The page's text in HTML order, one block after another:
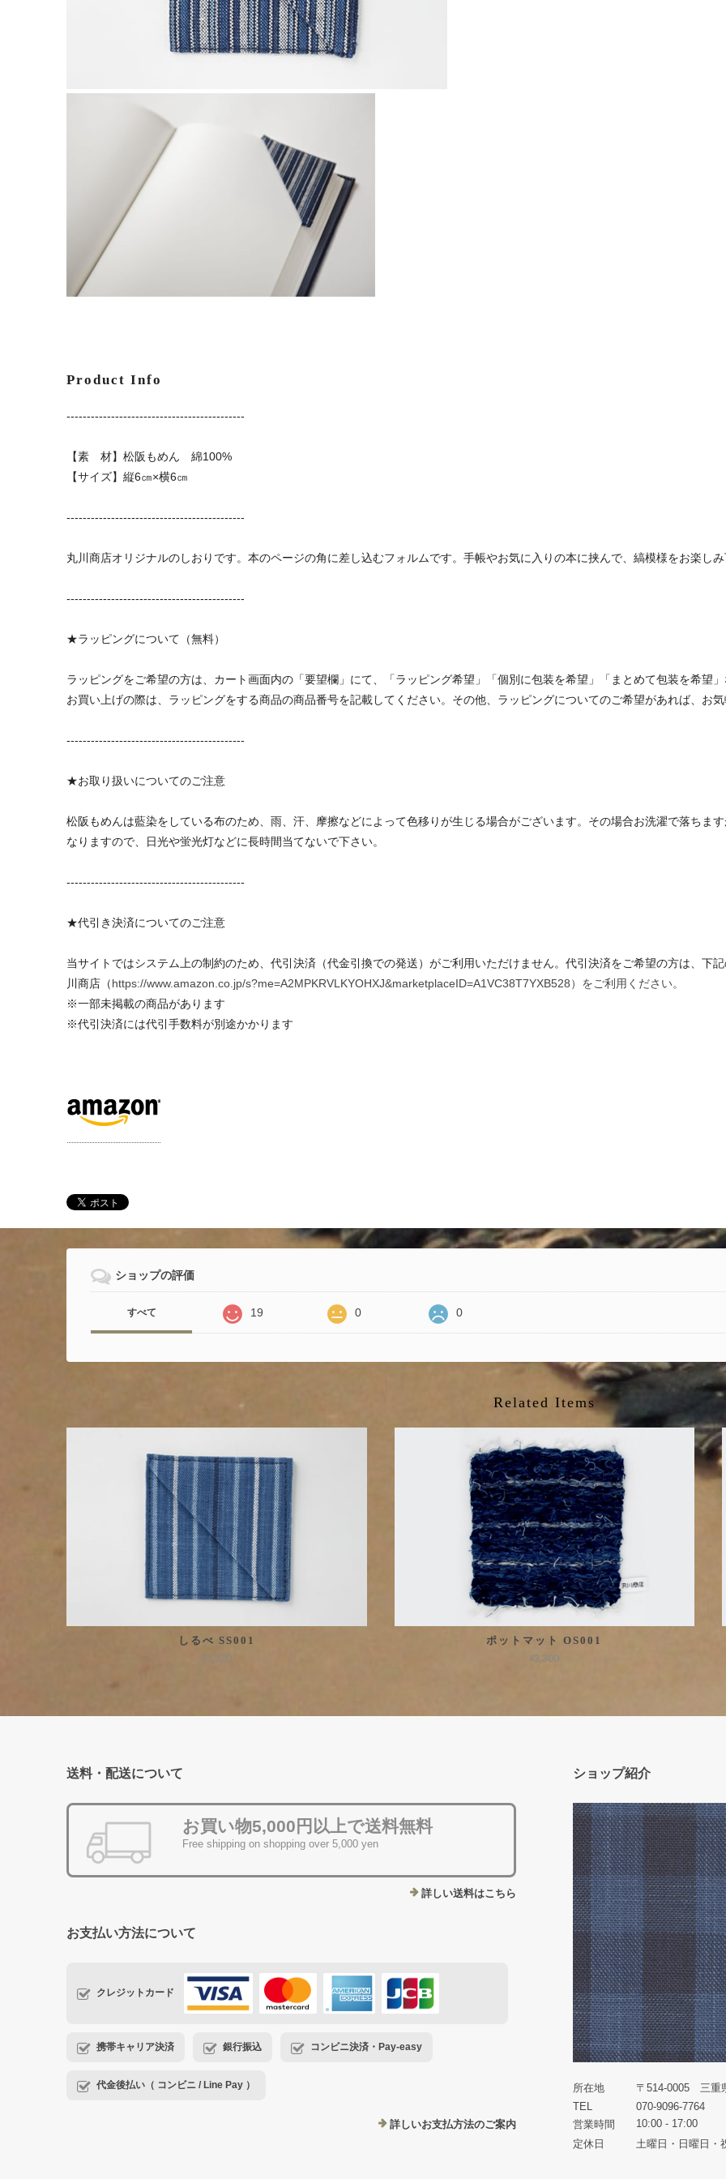
Product Info
--------------------------------------------
【素 材】松阪もめん 綿100%
【サイズ】縦6㎝×横6㎝
--------------------------------------------
丸川商店オリジナルのしおりです。本のページの角に差し込むフォルムです。手帳やお気に入りの本に挟んで、縞模様をお楽し
--------------------------------------------
★ラッピングについて（無料）
ラッピングをご希望の方は、カート画面内の「要望欄」にて、「ラッピング希望」「個別に包装を希望」「まとめて包装を希望
お買い上げの際は、ラッピングをする商品の商品番号を記載してください。その他、ラッピングについてのご希望があれば、お
--------------------------------------------
★お取り扱いについてのご注意
松阪もめんは藍染をしている布のため、雨、汗、摩擦などによって色移りが生じる場合がございます。その場合お洗濯で落ちま
なりますので、日光や蛍光灯などに長時間当てないで下さい。
--------------------------------------------
★代引き決済についてのご注意
当サイトではシステム上の制約のため、代引決済（代金引換での発送）がご利用いただけません。代引決済をご希望の方は、下
川商店（https://www.amazon.co.jp/s?me=A2MPKRVLKYOHXJ&marketplaceID=A1VC38T7YXB528）をご利用ください。
※一部未掲載の商品があります
※代引決済には代引手数料が別途かかります
ショップの評価
すべて 19 0 0
Related Items
しるべ SS001
¥1,320
ポットマット OS001
¥3,300
送料・配送について
お買い物5,000円以上で送料無料
Free shipping on shopping over 5,000 yen
詳しい送料はこちら
お支払い方法について
クレジットカード
携帯キャリア決済 銀行振込 コンビニ決済・Pay-easy
代金後払い（ コンビニ / Line Pay ）
詳しいお支払方法のご案内
ショップ紹介
所在地
〒514-0005 三重
TEL
070-9096-7764
営業時間
10:00 - 17:00
定休日
土曜日・日曜日・